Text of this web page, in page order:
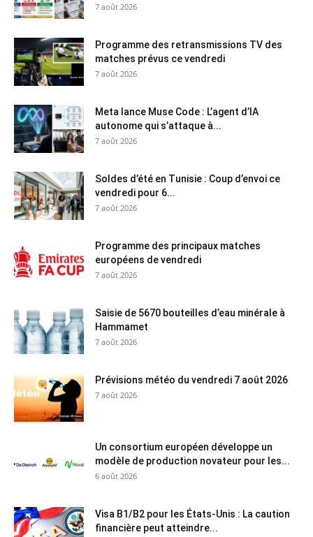
7 août 2026
Programme des retransmissions TV des
matches prévus ce vendredi
7 août 2026
Meta lance Muse Code : L’agent d’IA
autonome qui s’attaque à...
7 août 2026
Soldes d’été en Tunisie : Coup d’envoi ce
vendredi pour 6...
7 août 2026
Programme des principaux matches
européens de vendredi
7 août 2026
Saisie de 5670 bouteilles d’eau minérale à
Hammamet
7 août 2026
Prévisions météo du vendredi 7 août 2026
7 août 2026
Un consortium européen développe un
modèle de production novateur pour les...
6 août 2026
Visa B1/B2 pour les États-Unis : La caution
financière peut atteindre...